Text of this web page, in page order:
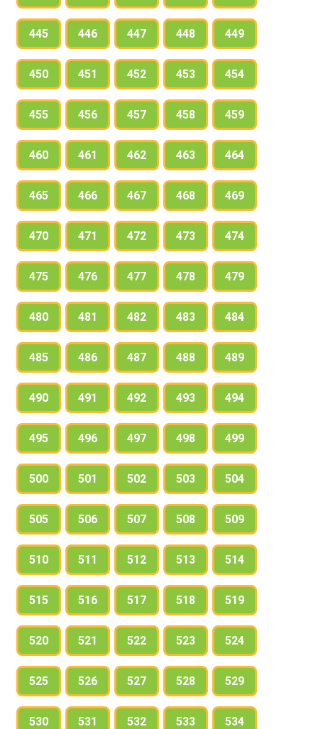
445 446 447 448 449
450 451 452 453 454
455 456 457 458 459
460 461 462 463 464
465 466 467 468 469
470 471 472 473 474
475 476 477 478 479
480 481 482 483 484
485 486 487 488 489
490 491 492 493 494
495 496 497 498 499
500 501 502 503 504
505 506 507 508 509
510 511 512 513 514
515 516 517 518 519
520 521 522 523 524
525 526 527 528 529
530 531 532 533 534